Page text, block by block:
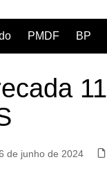
PMDF BP
de junho de 2024